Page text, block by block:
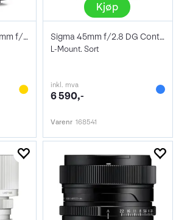
Leica Summilux-SL 50mm f/1.4
Kjøp
Sigma 45mm f/2.8 DG Contemporary Black
L-Mount. Sort
inkl. mva
6 590,-
Varenr 168541